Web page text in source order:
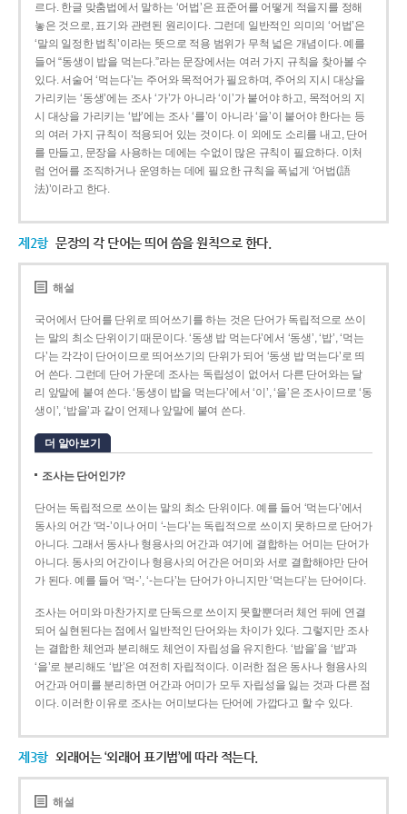
르다. 한글 맞춤법에서 말하는 ‘어법’은 표준어를 어떻게 적을지를 정해
놓은 것으로, 표기와 관련된 원리이다. 그런데 일반적인 의미의 ‘어법’은
‘말의 일정한 법칙’이라는 뜻으로 적용 범위가 무척 넓은 개념이다. 예를
들어 “동생이 밥을 먹는다.”라는 문장에서는 여러 가지 규칙을 찾아볼 수
있다. 서술어 ‘먹는다’는 주어와 목적어가 필요하며, 주어의 지시 대상을
가리키는 ‘동생’에는 조사 ‘가’가 아니라 ‘이’가 붙어야 하고, 목적어의 지
시 대상을 가리키는 ‘밥’에는 조사 ‘를’이 아니라 ‘을’이 붙어야 한다는 등
의 여러 가지 규칙이 적용되어 있는 것이다. 이 외에도 소리를 내고, 단어
를 만들고, 문장을 사용하는 데에는 수없이 많은 규칙이 필요하다. 이처
럼 언어를 조직하거나 운영하는 데에 필요한 규칙을 폭넓게 ‘어법(語
法)’이라고 한다.
제2항 문장의 각 단어는 띄어 씀을 원칙으로 한다.
해설
국어에서 단어를 단위로 띄어쓰기를 하는 것은 단어가 독립적으로 쓰이
는 말의 최소 단위이기 때문이다. ‘동생 밥 먹는다’에서 ‘동생’, ‘밥’, ‘먹는
다’는 각각이 단어이므로 띄어쓰기의 단위가 되어 ‘동생 밥 먹는다’로 띄
어 쓴다. 그런데 단어 가운데 조사는 독립성이 없어서 다른 단어와는 달
리 앞말에 붙여 쓴다. ‘동생이 밥을 먹는다’에서 ‘이’, ‘을’은 조사이므로 ‘동
생이’, ‘밥을’과 같이 언제나 앞말에 붙여 쓴다.
더 알아보기
조사는 단어인가?
단어는 독립적으로 쓰이는 말의 최소 단위이다. 예를 들어 ‘먹는다’에서
동사의 어간 ‘먹-­’이나 어미 ‘­-는다’는 독립적으로 쓰이지 못하므로 단어가
아니다. 그래서 동사나 형용사의 어간과 여기에 결합하는 어미는 단어가
아니다. 동사의 어간이나 형용사의 어간은 어미와 서로 결합해야만 단어
가 된다. 예를 들어 ‘먹-’, ‘-는다’는 단어가 아니지만 ‘먹는다’는 단어이다.
조사는 어미와 마찬가지로 단독으로 쓰이지 못할뿐더러 체언 뒤에 연결
되어 실현된다는 점에서 일반적인 단어와는 차이가 있다. 그렇지만 조사
는 결합한 체언과 분리해도 체언이 자립성을 유지한다. ‘밥을’을 ‘밥’과
‘을’로 분리해도 ‘밥’은 여전히 자립적이다. 이러한 점은 동사나 형용사의
어간과 어미를 분리하면 어간과 어미가 모두 자립성을 잃는 것과 다른 점
이다. 이러한 이유로 조사는 어미보다는 단어에 가깝다고 할 수 있다.
제3항 외래어는 ‘외래어 표기법’에 따라 적는다.
해설